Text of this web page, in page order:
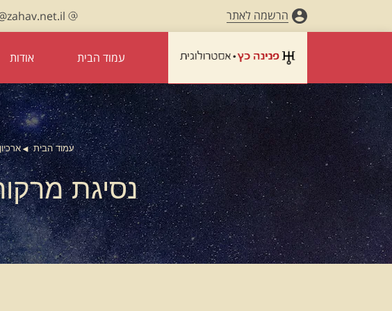
הרשמה לאתר
עמוד הבית אודות
עמוד הבית
נסיגת